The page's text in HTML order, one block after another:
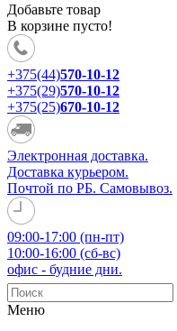
Добавьте товар
В корзине пусто!
+375(44)570-10-12
+375(29)570-10-12
+375(25)670-10-12
Электронная доставка.
Доставка курьером.
Почтой по РБ. Самовывоз.
09:00-17:00 (пн-пт)
10:00-16:00 (сб-вс)
офис - будние дни.
Меню